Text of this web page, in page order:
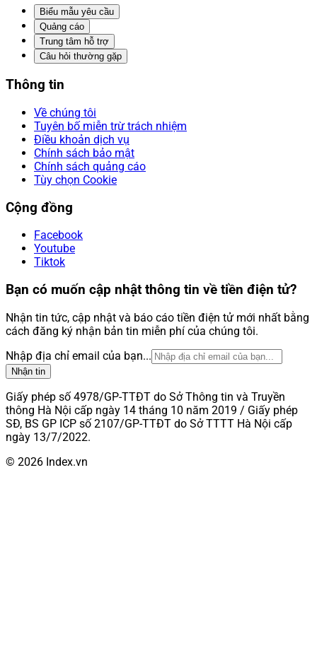
Biểu mẫu yêu cầu
Quảng cáo
Trung tâm hỗ trợ
Câu hỏi thường gặp
Thông tin
Về chúng tôi
Tuyên bố miễn trừ trách nhiệm
Điều khoản dịch vụ
Chính sách bảo mật
Chính sách quảng cáo
Tùy chọn Cookie
Cộng đồng
Facebook
Youtube
Tiktok
Bạn có muốn cập nhật thông tin về tiền điện tử?
Nhận tin tức, cập nhật và báo cáo tiền điện tử mới nhất bằng
cách đăng ký nhận bản tin miễn phí của chúng tôi.
Nhập địa chỉ email của bạn...
Nhận tin
Giấy phép số 4978/GP-TTĐT do Sở Thông tin và Truyền
thông Hà Nội cấp ngày 14 tháng 10 năm 2019 / Giấy phép
SĐ, BS GP ICP số 2107/GP-TTĐT do Sở TTTT Hà Nội cấp
ngày 13/7/2022.
© 2026 Index.vn